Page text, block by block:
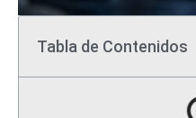
Tabla de Contenidos